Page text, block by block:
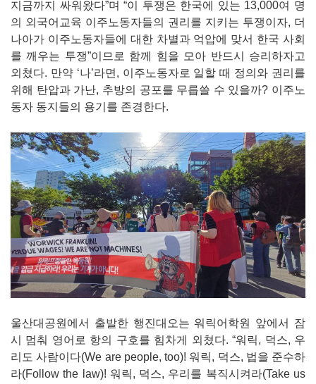
지금까지 싸워왔다”며 “이 투쟁은 한국에 있는 13,000여 명
의 외국어교육 이주노동자들의 권리를 지키는 투쟁이자, 더
나아가 이주노동자들에 대한 차별과 억압에 맞서 한국 사회
를 깨우는 투쟁”이므로 함께 힘을 모아 반드시 승리하자고
외쳤다. 만약 ‘나’라면, 이주노동자로 일할 때 정의와 권리를
위해 탄압과 가난, 추방의 공포를 무릅쓸 수 있을까? 이주노
동자 동지들의 용기를 존경한다.
울산대공원에서 출발한 행진대오는 워릭어학원 앞에서 잠
시 멈춰 영어로 항의 구호를 힘차게 외쳤다. “워릭, 덕스, 우
리도 사람이다(We are people, too)! 워릭, 덕스, 법을 준수하
라(Follow the law)! 워릭, 덕스, 우리를 복직시켜라(Take us